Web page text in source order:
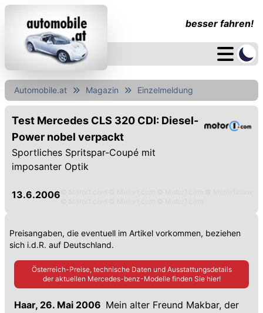
besser fahren!
Automobile.at Magazin Einzelmeldung
Test Mercedes CLS 320 CDI: Diesel-
Power nobel verpackt
Sportliches Spritspar-Coupé mit
imposanter Optik
13.6.2006
Preisangaben, die eventuell im Artikel vorkommen, beziehen
sich i.d.R. auf Deutschland.
Österreich-Preise, technische Daten und Ausstattungsdetails
der aktuellen Mercedes-benz-Modelle finden Sie hier!
Haar, 26. Mai 2006  Mein alter Freund Makbar, der